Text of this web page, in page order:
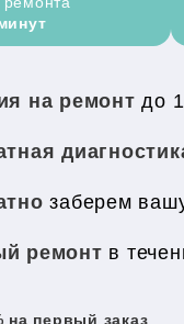
на ремонтдо
заберем
ремонт в
на первый заказ